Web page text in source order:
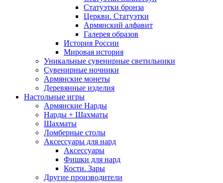
Статуэтки бронза
Церкви. Статуэтки
Армянский алфавит
Галерея образов
История России
Мировая история
Уникальные сувенирные светильники
Сувенирные ночники
Армянские монеты
Деревянные изделия
Настольные игры
Армянские Нарды
Нарды + Шахматы
Шахматы
Ломберные столы
Аксессуары для нард
Аксессуары
Фишки для нард
Кости. Зары
Другие производители